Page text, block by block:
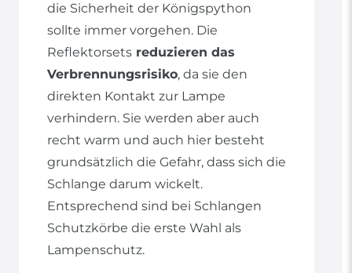
die Sicherheit der Königspython
sollte immer vorgehen. Die
Reflektorsets reduzieren das
Verbrennungsrisiko, da sie den
direkten Kontakt zur Lampe
verhindern. Sie werden aber auch
recht warm und auch hier besteht
grundsätzlich die Gefahr, dass sich die
Schlange darum wickelt.
Entsprechend sind bei Schlangen
Schutzkörbe die erste Wahl als
Lampenschutz.